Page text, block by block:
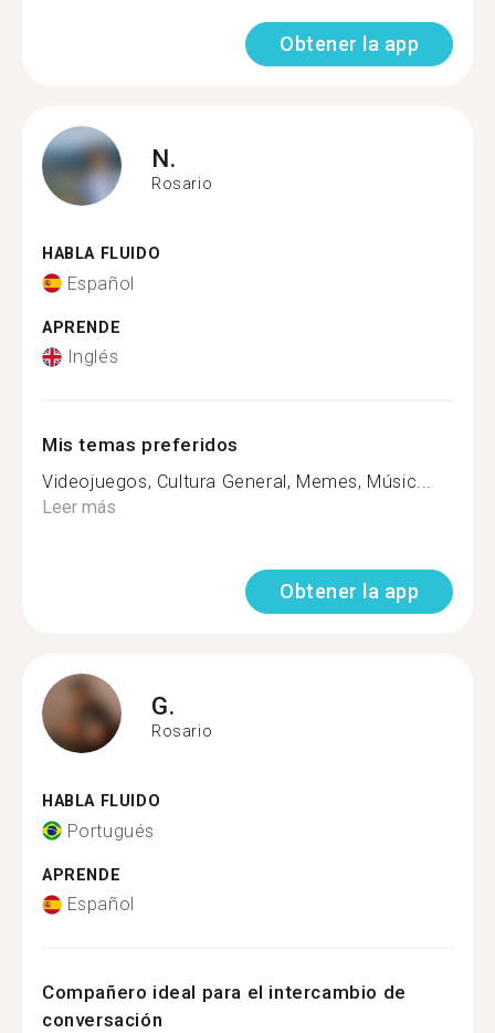
Obtener la app
N.
Rosario
HABLA FLUIDO
Español
APRENDE
Inglés
Mis temas preferidos
Videojuegos, Cultura General, Memes, Músic...
Leer más
Obtener la app
G.
Rosario
HABLA FLUIDO
Portugués
APRENDE
Español
Compañero ideal para el intercambio de
conversación